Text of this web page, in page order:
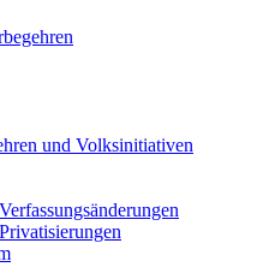
und Volksinitiativen